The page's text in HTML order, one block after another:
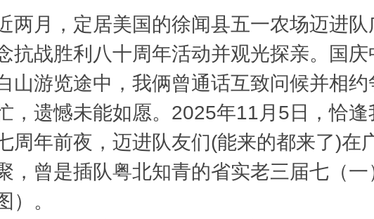
月，定居美国的徐闻县五一农场迈进队
抗战胜利八十周年活动并观光探亲。国
山游览途中，我俩曾通话互致问候并相
，遗憾未能如愿。2025年11月5日，恰
周年前夜，迈进队友们(能来的都来了)在
，曾是插队粤北知青的省实老三届七（
）。